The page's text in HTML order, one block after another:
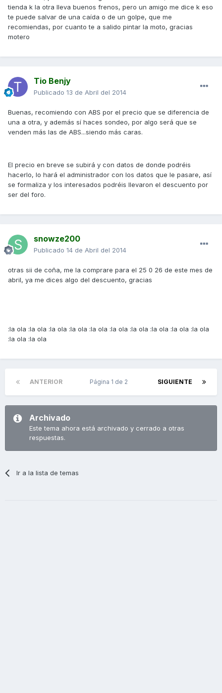
tienda k la otra lleva buenos frenos, pero un amigo me dice k eso
te puede salvar de una caída o de un golpe, que me
recomiendas, por cuanto te a salido pintar la moto, gracias
motero
Tio Benjy
Publicado 13 de Abril del 2014
Buenas, recomiendo con ABS por el precio que se diferencia de
una a otra, y además sí haces sondeo, por algo será que se
venden más las de ABS...siendo más caras.
El precio en breve se subirá y con datos de donde podréis
hacerlo, lo hará el administrador con los datos que le pasare, así
se formaliza y los interesados podréis llevaron el descuento por
ser del foro.
snowze200
Publicado 14 de Abril del 2014
otras sii de coña, me la comprare para el 25 0 26 de este mes de
abril, ya me dices algo del descuento, gracias
:la ola :la ola :la ola :la ola :la ola :la ola :la ola :la ola :la ola :la ola
:la ola :la ola
ANTERIOR SIGUIENTE
Página 1 de 2
Archivado
Este tema ahora está archivado y cerrado a otras
respuestas.
Ir a la lista de temas